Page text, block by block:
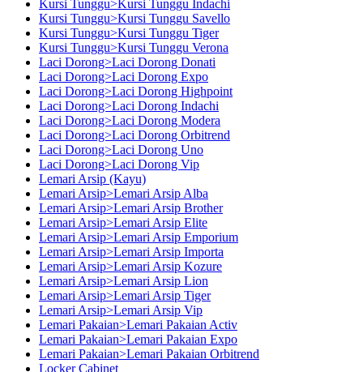
Kursi Tunggu>Kursi Tunggu Indachi
Kursi Tunggu>Kursi Tunggu Savello
Kursi Tunggu>Kursi Tunggu Tiger
Kursi Tunggu>Kursi Tunggu Verona
Laci Dorong>Laci Dorong Donati
Laci Dorong>Laci Dorong Expo
Laci Dorong>Laci Dorong Highpoint
Laci Dorong>Laci Dorong Indachi
Laci Dorong>Laci Dorong Modera
Laci Dorong>Laci Dorong Orbitrend
Laci Dorong>Laci Dorong Uno
Laci Dorong>Laci Dorong Vip
Lemari Arsip (Kayu)
Lemari Arsip>Lemari Arsip Alba
Lemari Arsip>Lemari Arsip Brother
Lemari Arsip>Lemari Arsip Elite
Lemari Arsip>Lemari Arsip Emporium
Lemari Arsip>Lemari Arsip Importa
Lemari Arsip>Lemari Arsip Kozure
Lemari Arsip>Lemari Arsip Lion
Lemari Arsip>Lemari Arsip Tiger
Lemari Arsip>Lemari Arsip Vip
Lemari Pakaian>Lemari Pakaian Activ
Lemari Pakaian>Lemari Pakaian Expo
Lemari Pakaian>Lemari Pakaian Orbitrend
Locker Cabinet